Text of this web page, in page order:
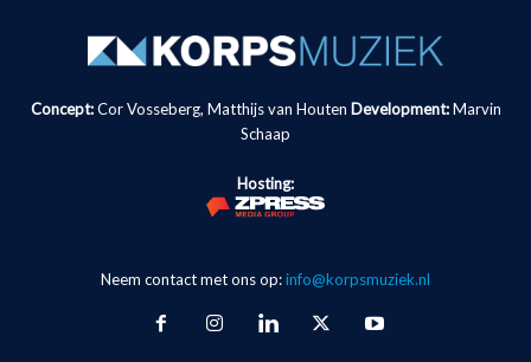
Concept:Cor Vosseberg, Matthijs van Houten Development: Marvin
Schaap
Hosting:
Neem contact met ons op:info@korpsmuziek.nl